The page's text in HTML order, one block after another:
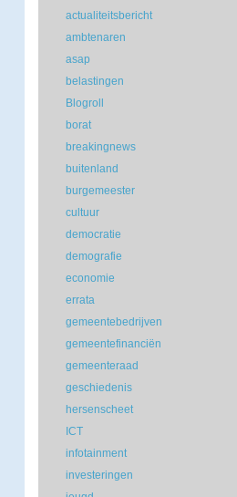
actualiteitsbericht
ambtenaren
asap
belastingen
Blogroll
borat
breakingnews
buitenland
burgemeester
cultuur
democratie
demografie
economie
errata
gemeentebedrijven
gemeentefinanciën
gemeenteraad
geschiedenis
hersenscheet
ICT
infotainment
investeringen